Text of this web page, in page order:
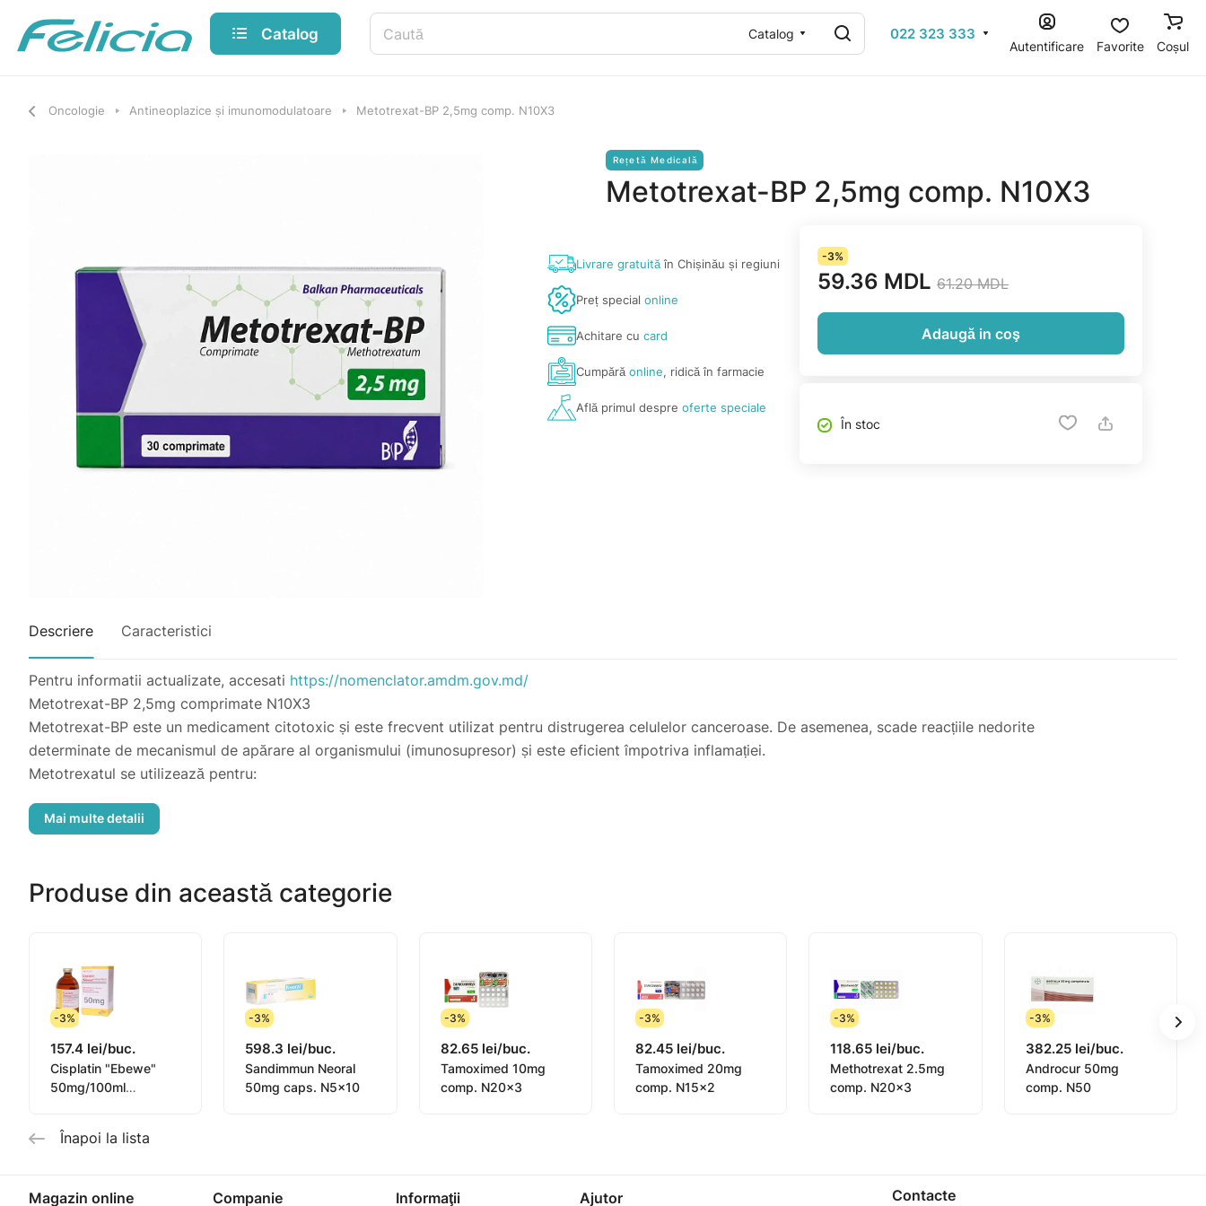
Catalog Catalog 022 323 333
Autentificare Favorite Coșul
Oncologie Antineoplazice și imunomodulatoare Metotrexat-BP 2,5mg comp. N10X3
Rețetă Medicală
Metotrexat-BP 2,5mg comp. N10X3
Livrare gratuităîn Chișinău și regiuni
Preț specialonline
Achitare cucard
Cumpărăonline, ridică în farmacie
Află primul despreoferte speciale
-3%
59.36 MDL 61.20 MDL
Adaugă in coş
În stoc
Descriere Caracteristici
Pentru informatii actualizate, accesati https://nomenclator.amdm.gov.md/
Metotrexat-BP 2,5mg comprimate N10X3
Metotrexat-BP este un medicament citotoxic și este frecvent utilizat pentru distrugerea celulelor canceroase. De asemenea, scade reacțiile nedorite
determinate de mecanismul de apărare al organismului (imunosupresor) și este eficient împotriva inflamației.
Metotrexatul se utilizează pentru:
Este, de obicei, folosit la pacienții care au încercat alte tratamente, dar starea lor nu s-a îmbunătățit.
Produse din această categorie
-3%
157.4 lei/buc.
Cisplatin "Ebewe"
50mg/100ml
-3%
598.3 lei/buc.
Sandimmun Neoral
50mg caps. N5x10
-3%
82.65 lei/buc.
Tamoximed 10mg
comp. N20x3
-3%
82.45 lei/buc.
Tamoximed 20mg
comp. N15x2
-3%
118.65 lei/buc.
Methotrexat 2.5mg
comp. N20x3
-3%
382.25 lei/buc.
Androcur 50mg
comp. N50
Înapoi la lista
Magazin online Companie Informaţii Ajutor Contacte